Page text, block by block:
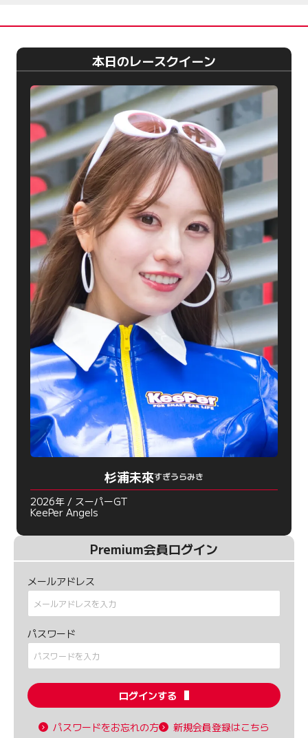
本日のレースクイーン
杉浦未來すぎうらみき
2026年 / スーパーGT
KeePer Angels
Premium会員ログイン
メールアドレス
パスワード
ログインする
パスワードをお忘れの方 新規会員登録はこちら